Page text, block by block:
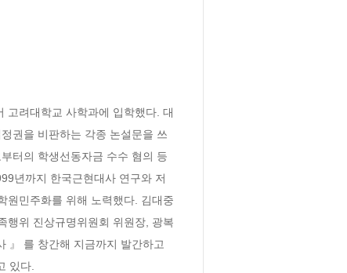
고려대학교 사학과에 입학했다. 대
권을 비판하는 각종 논설문을 쓰
터의 학생선동자금 수수 혐의 등
년까지 한국근현대사 연구와 저
원민주화를 위해 노력했다. 김대중
행위 진상규명위원회 위원장, 광복
』 를 창간해 지금까지 발간하고
있다.